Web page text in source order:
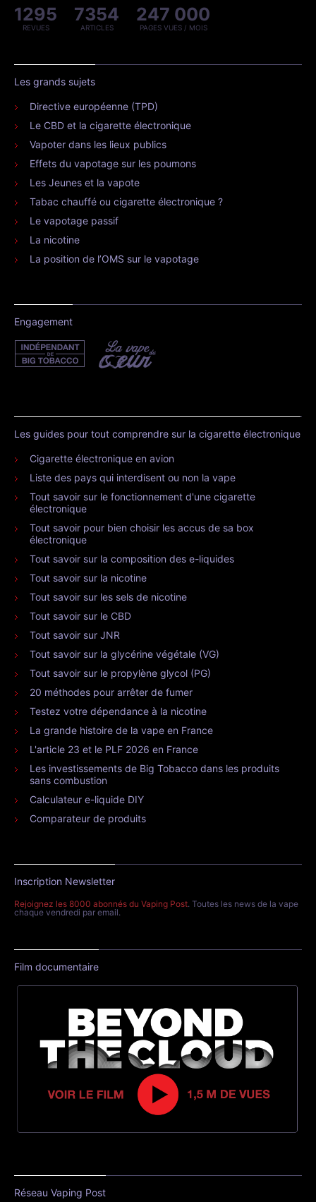
1295
REVUES
7354
ARTICLES
247 000
PAGES VUES / MOIS
Les grands sujets
Directive européenne (TPD)
Le CBD et la cigarette électronique
Vapoter dans les lieux publics
Effets du vapotage sur les poumons
Les Jeunes et la vapote
Tabac chauffé ou cigarette électronique ?
Le vapotage passif
La nicotine
La position de l’OMS sur le vapotage
Engagement
Les guides pour tout comprendre sur la cigarette électronique
Cigarette électronique en avion
Liste des pays qui interdisent ou non la vape
Tout savoir sur le fonctionnement d'une cigarette
électronique
Tout savoir pour bien choisir les accus de sa box
électronique
Tout savoir sur la composition des e-liquides
Tout savoir sur la nicotine
Tout savoir sur les sels de nicotine
Tout savoir sur le CBD
Tout savoir sur JNR
Tout savoir sur la glycérine végétale (VG)
Tout savoir sur le propylène glycol (PG)
20 méthodes pour arrêter de fumer
Testez votre dépendance à la nicotine
La grande histoire de la vape en France
L'article 23 et le PLF 2026 en France
Les investissements de Big Tobacco dans les produits
sans combustion
Calculateur e-liquide DIY
Comparateur de produits
Inscription Newsletter
Rejoignez les 8000 abonnés du Vaping Post. Toutes les news de la vape
chaque vendredi par email.
Film documentaire
Réseau Vaping Post